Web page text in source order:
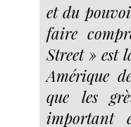
et du
faire
Street » est
Amérique
que les
important